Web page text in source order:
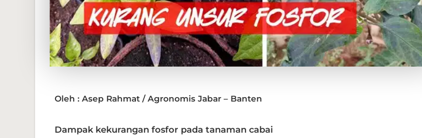
Oleh : Asep Rahmat / Agronomis Jabar – Banten
Dampak kekurangan fosfor pada tanaman cabai